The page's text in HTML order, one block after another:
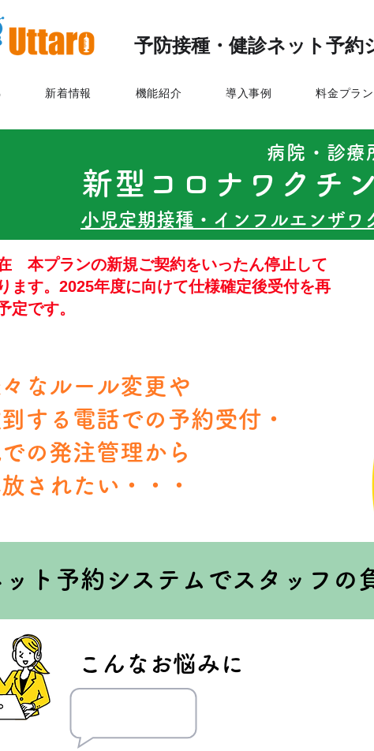
予防接種・健診ネット予
新着情報 機能紹介 導入事例 料金プラン
病院・診療
新型コロナワクチ
小児定期接種・インフルエンザワ
本プランの新規ご契約をいったん停止して
ます。2025年度に向けて仕様確定後受付を再
定です。
なルール変更や
する電話での予約受付・
の発注管理から
されたい・・・
ット予約システムでスタッフの
こんなお悩みに